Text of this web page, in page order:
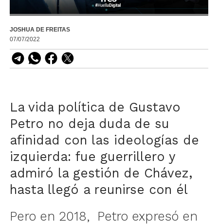
JOSHUA DE FREITAS
07/07/2022
La vida política de Gustavo
Petro no deja duda de su
afinidad con las ideologías de
izquierda: fue guerrillero y
admiró la gestión de Chávez,
hasta llegó a reunirse con él
Pero en 2018, Petro expresó en